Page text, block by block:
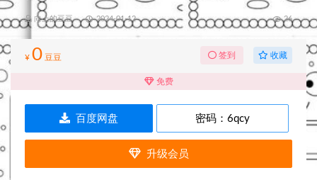
向上的豆豆 2024-01-12 26
¥ 0 豆豆 签到 收藏
免费
百度网盘 密码：6qcy
升级会员